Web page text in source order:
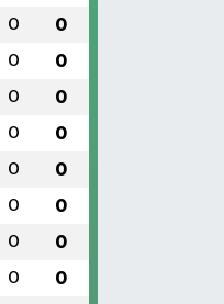
0 0
0 0
0 0
0 0
0 0
0 0
0 0
0 0